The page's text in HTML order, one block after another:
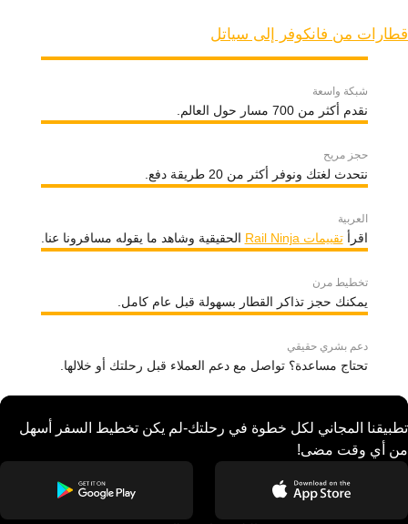
قطارات من فانكوفر إلى سياتل
شبكة واسعة
نقدم أكثر من 700 مسار حول العالم.
حجز مريح
نتحدث لغتك ونوفر أكثر من 20 طريقة دفع.
العربية
اقرأتقييمات Rail Ninja الحقيقية وشاهد ما يقوله مسافرونا عنا.
تخطيط مرن
يمكنك حجز تذاكر القطار بسهولة قبل عام كامل.
دعم بشري حقيقي
تحتاج مساعدة؟ تواصل مع دعم العملاء قبل رحلتك أو خلالها.
تطبيقنا المجاني لكل خطوة في رحلتك-لم يكن تخطيط السفر أسهل
من أي وقت مضى!